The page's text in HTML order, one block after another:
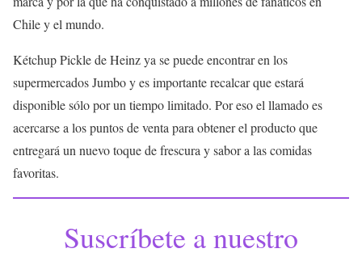
Chile y el mundo.
Kétchup Pickle de Heinz ya se puede encontrar en los
supermercados Jumbo y es importante recalcar que estará
disponible sólo por un tiempo limitado. Por eso el llamado es
acercarse a los puntos de venta para obtener el producto que
entregará un nuevo toque de frescura y sabor a las comidas
favoritas.
Suscríbete a nuestro